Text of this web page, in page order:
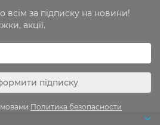
всім за підписку на новини!
акції.
підписку
Политика безопасности